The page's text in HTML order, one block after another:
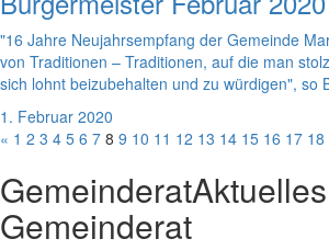
"16 Jahre Neujahrsempfang der Gemeinde
von Traditionen – Traditionen, auf die man
sich lohnt beizubehalten und zu würdigen", so
1. Februar 2020
« 1 2 3 4 5 6 7 8 9 10 11 12 13 14 15 16 17 18
Gemeinderat
Gemeinderat